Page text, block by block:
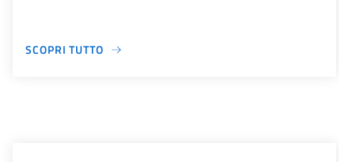
SCOPRI TUTTO